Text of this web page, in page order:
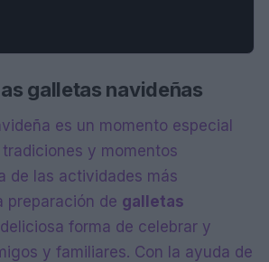
galletas navideñas
es un momento especial
y momentos
de las actividades más
preparación de galletas
forma de celebrar y
y familiares. Con la ayuda de